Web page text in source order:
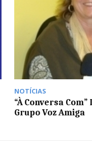
NOTÍCIAS
“À Conversa
Grupo Voz Amiga